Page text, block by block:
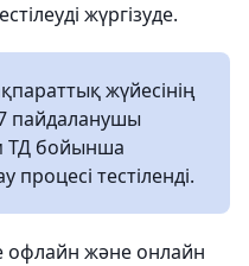
жүргізуде.
жүйесінің
пайдаланушы
ТД бойынша
тестіленді.
офлайн және онлайн